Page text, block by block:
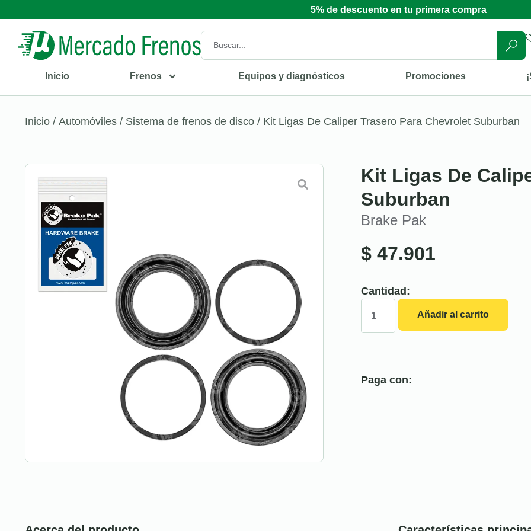
5% de descuento en tu primera compra
Inicio Frenos Equipos y diagnósticos Promociones
Inicio / Automóviles / Sistema de frenos de disco / Kit Ligas De Caliper Trasero Para Chevrolet Suburban
Kit Ligas De
Suburban
Brake Pak
$ 47.901
Cantidad:
Añadir al carrito
Paga con: